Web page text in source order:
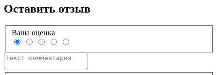
Оставить отзыв
Ваша оценка